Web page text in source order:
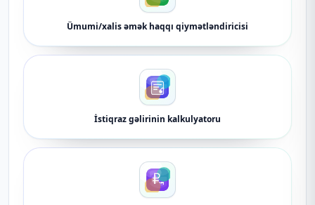
Ümumi/xalis əmək haqqı qiymətləndiricisi
İstiqraz gəlirinin kalkulyatoru